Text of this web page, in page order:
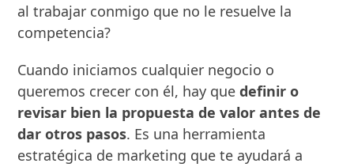
al trabajar conmigo que no le resuelve la
competencia?
Cuando iniciamos cualquier negocio o
queremos crecer con él, hay quedefinir o
revisar bien la propuesta de valor antes de
dar otros pasos. Es una herramienta
estratégica de marketing que te ayudará a